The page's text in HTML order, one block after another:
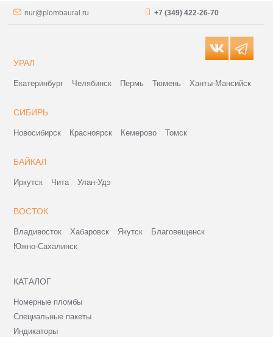
nur@plombaural.ru +7 (349) 422-26-70
УРАЛ
Екатеринбург Челябинск Пермь Тюмень Ханты-Мансийск
СИБИРЬ
Новосибирск Красноярск Кемерово Томск
БАЙКАЛ
Иркутск Чита Улан-Удэ
ВОСТОК
Владивосток Хабаровск Якутск
Благовещенск
Южно-Сахалинск
КАТАЛОГ
Номерные пломбы
Специальные пакеты
Индикаторы